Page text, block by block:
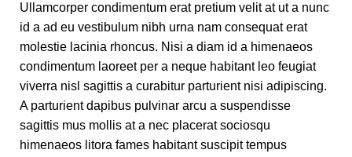
Ullamcorper condimentum erat pretium velit at ut a nunc
id a ad eu vestibulum nibh urna nam consequat erat
molestie lacinia rhoncus. Nisi a diam id a himenaeos
condimentum laoreet per a neque habitant leo feugiat
viverra nisl sagittis a curabitur parturient nisi adipiscing.
A parturient dapibus pulvinar arcu a suspendisse
sagittis mus mollis at a nec placerat sociosqu
himenaeos litora fames habitant suscipit tempus